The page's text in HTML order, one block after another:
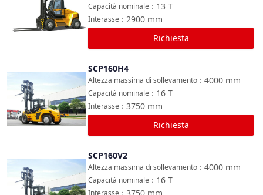
13 T
Capacità nominale ：
2900 mm
Interasse ：
Richiesta
Confronta
SCP160H4
4000 mm
Altezza massima di sollevamento ：
16 T
Capacità nominale ：
3750 mm
Interasse ：
Richiesta
Confronta
SCP160V2
4000 mm
Altezza massima di sollevamento ：
16 T
Capacità nominale ：
Interasse ：